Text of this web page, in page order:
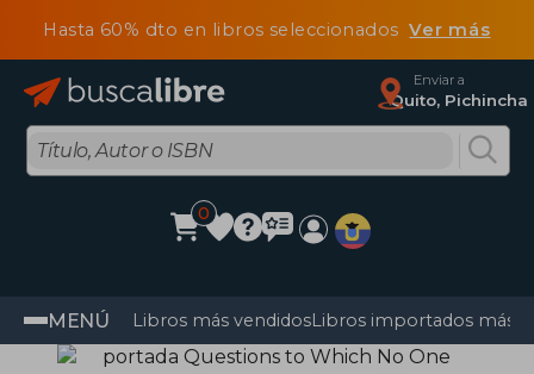
Hasta 60% dto en libros seleccionadosVer más
Enviar a
Quito, Pichincha
0
MENÚ Libros más vendidosLibros importados más